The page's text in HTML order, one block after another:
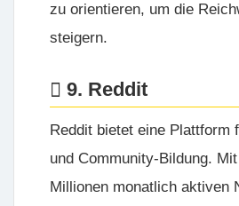
zu orientieren, um die
steigern.
9. Reddit
Reddit bietet eine Plattform
und Community-Bildung.
Millionen monatlich aktiven